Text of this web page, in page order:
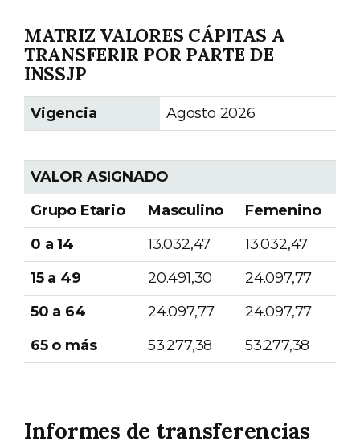
MATRIZ VALORES CÁPITAS A
TRANSFERIR POR PARTE DE
INSSJP
Vigencia Agosto 2026
VALOR ASIGNADO
Grupo Etario
Masculino
Femenino
0 a 14
13.032,47
13.032,47
15 a 49
20.491,30
24.097,77
50 a 64
24.097,77
24.097,77
65 o más
53.277,38 53.277,38
Informes de transferencias